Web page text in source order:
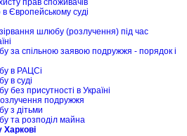
прав споживачів
Європейському суді
шлюбу (розлучення) під час
за спільною заявою подружжя - порядок і
в РАЦСі
в суді
без присутності в Україні
подружжя
з дітьми
та розподіл майна